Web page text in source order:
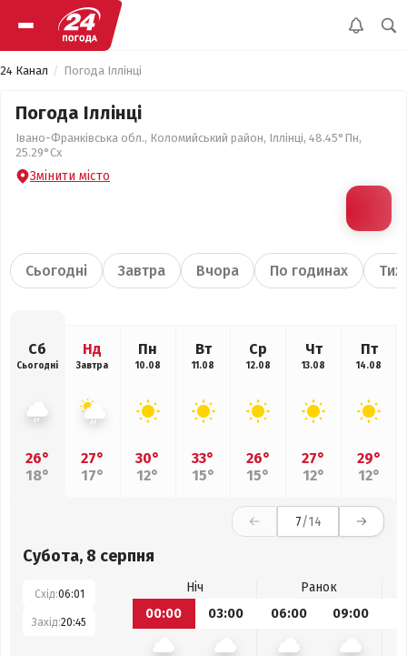
24 Канал Погода Іллінці
Погода Іллінці
Івано-Франківська обл., Коломийський район, Іллінці, 48.45°Пн,
25.29°Сх
Змінити місто
Сьогодні Завтра Вчора По годинах
Сб
Сьогодні
26°
18°
Нд
Завтра
27°
17°
Пн
10.08
30°
12°
Вт
11.08
33°
15°
Ср
12.08
26°
15°
Чт
13.08
27°
12°
Пт
14.08
29°
12°
7/14
Субота, 8 серпня
Схід:06:01
Захід:20:45
Ніч
Ранок
00:00
03:00 06:00 09:00